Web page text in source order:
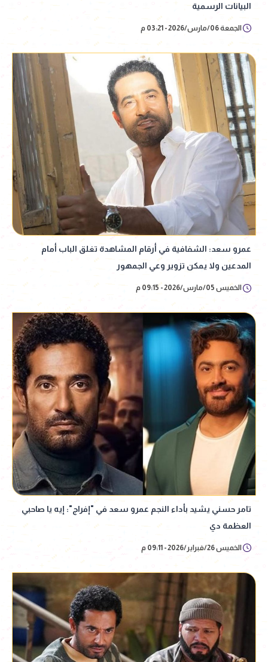
البيانات الرسمية
الجمعة 06/مارس/2026 - 03:21 م
عمرو سعد: الشفافية في أرقام المشاهدة تغلق الباب أمام
المدعين ولا يمكن تزوير وعي الجمهور
الخميس 05/مارس/2026 - 09:15 م
تامر حسني يشيد بأداء النجم عمرو سعد في "إفراج": إيه يا صاحبي
العظمة دي
الخميس 26/فبراير/2026 - 09:11 م